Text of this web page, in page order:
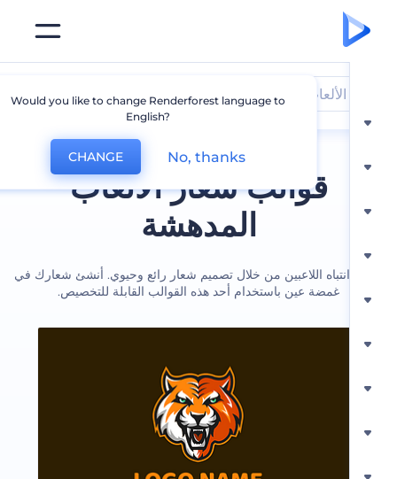
قوالب شعار الألعاب
المدهشة
اللاعبين من خلال تصميم شعار رائع وحيوي. أنشئ شعارك في
غمضة عين باستخدام أحد هذه القوالب القابلة للتخصيص.
Would you like to change Renderforest language to
CHANGE No, thanks